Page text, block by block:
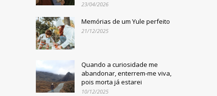
23/04/2026
Memórias de um Yule perfeito
21/12/2025
Quando a curiosidade me
abandonar, enterrem-me viva,
pois morta já estarei
10/12/2025